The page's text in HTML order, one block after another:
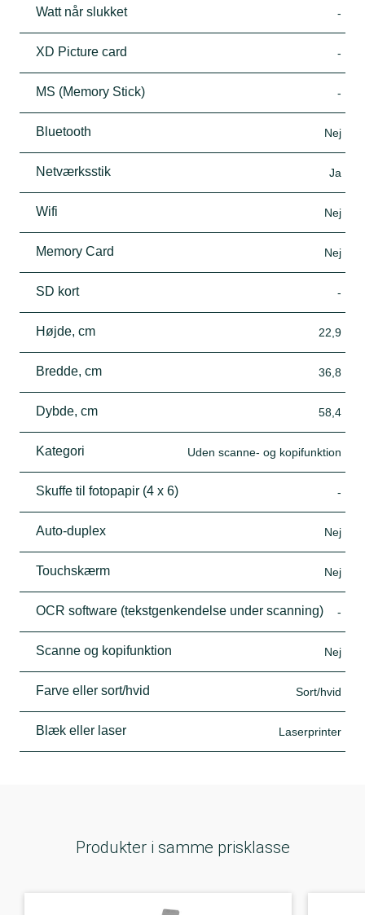
Watt når slukket -
XD Picture card -
MS (Memory Stick) -
Bluetooth Nej
Netværksstik Ja
Wifi Nej
Memory Card Nej
SD kort -
Højde, cm 22,9
Bredde, cm 36,8
Dybde, cm 58,4
Kategori Uden scanne- og kopifunktion
Skuffe til fotopapir (4 x 6) -
Auto-duplex Nej
Touchskærm Nej
OCR software (tekstgenkendelse under scanning) -
Scanne og kopifunktion Nej
Farve eller sort/hvid Sort/hvid
Blæk eller laser Laserprinter
Produkter i samme prisklasse